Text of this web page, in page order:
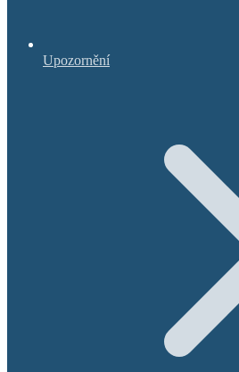
Upozornění